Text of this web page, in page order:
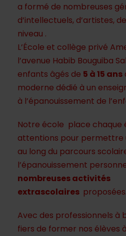
a formé de nombreuses
d’intellectuels, d’artistes,
niveau .
L’École et collège privé
l’avenue Habib Bouguiba
enfants âgés de 5 à 15 ans
moderne dédié à un
à l’épanouissement de
Notre école place chaque
attentions pour permettre
au long du parcours
l’épanouissement
nombreuses activités
extrascolaires proposées.
Avec des professionnels à
fiers de former nos élèves